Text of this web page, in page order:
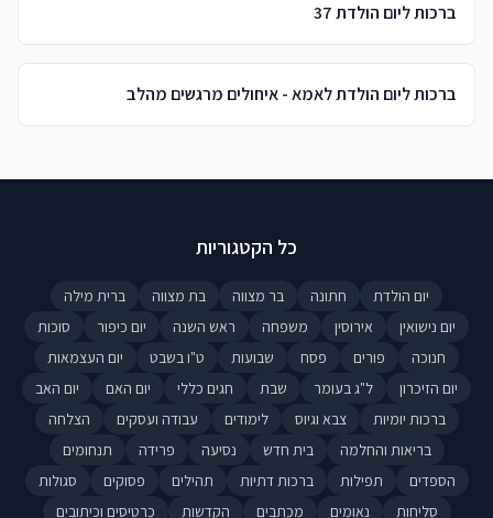
ברכות ליום הולדת 37
ברכות ליום הולדת לאמא - איחולים מרגשים מהלב
כל הקטגוריות
יום הולדת חתונה בר מצווה בת מצווה
ברית מילה
יום נישואין
אירוסין משפחה ראש השנה יום כיפור
סוכות
חנוכה
פורים פסח שבועות ט"ו בשבט
יום העצמאות
יום הזיכרון
ל"ג בעומר שבת חגים כללי יום האם
יום האב
ברכות יומיות
צבא וגיוס לימודים עבודה ועסקים
הצלחה
בריאות והחלמה
בית חדש נסיעה פרידה
תנחומים
הספדים
תפילות ברכות דתיות תהילים פסוקים
סגולות
סליחות
נאומים מכתבים הקדשות
כרטיסים וכיתובים